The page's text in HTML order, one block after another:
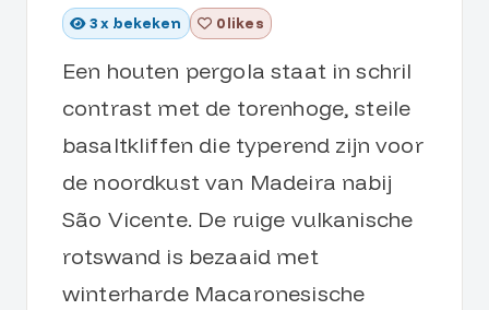
3x bekeken 0 likes
Een houten pergola staat in schril
contrast met de torenhoge, steile
basaltkliffen die typerend zijn voor
de noordkust van Madeira nabij
São Vicente. De ruige vulkanische
rotswand is bezaaid met
winterharde Macaronesische